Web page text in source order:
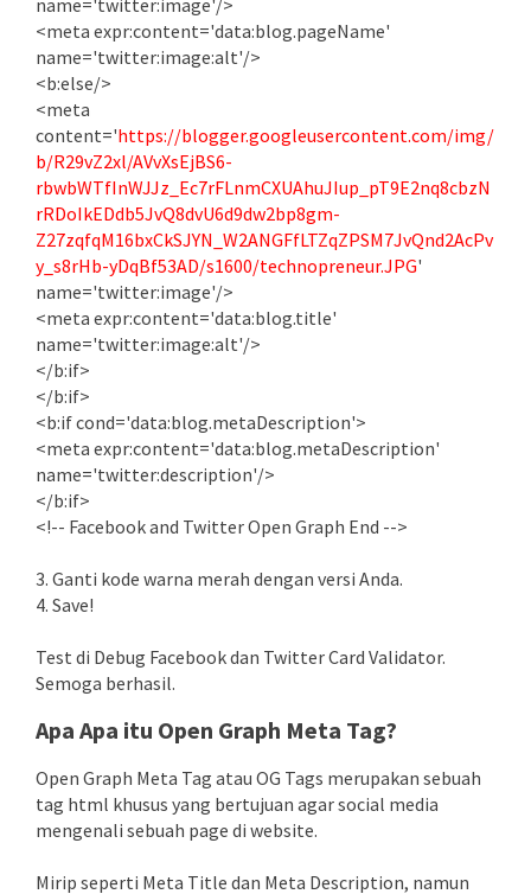
name='twitter:image'/>
<meta expr:content='data:blog.pageName'
name='twitter:image:alt'/>
<b:else/>
<meta
content='https://blogger.googleusercontent.com/img/
b/R29vZ2xl/AVvXsEjBS6-
rbwbWTfInWJJz_Ec7rFLnmCXUAhuJIup_pT9E2nq8cbzN
rRDoIkEDdb5JvQ8dvU6d9dw2bp8gm-
Z27zqfqM16bxCkSJYN_W2ANGFfLTZqZPSM7JvQnd2AcPv
y_s8rHb-yDqBf53AD/s1600/technopreneur.JPG'
name='twitter:image'/>
<meta expr:content='data:blog.title'
name='twitter:image:alt'/>
</b:if>
</b:if>
<b:if cond='data:blog.metaDescription'>
<meta expr:content='data:blog.metaDescription'
name='twitter:description'/>
</b:if>
<!-- Facebook and Twitter Open Graph End -->
3. Ganti kode warna merah dengan versi Anda.
4. Save!
Test di Debug Facebook dan Twitter Card Validator.
Semoga berhasil.
Apa Apa itu Open Graph Meta Tag?
Open Graph Meta Tag atau OG Tags merupakan sebuah
tag html khusus yang bertujuan agar social media
mengenali sebuah page di website.
Mirip seperti Meta Title dan Meta Description, namun